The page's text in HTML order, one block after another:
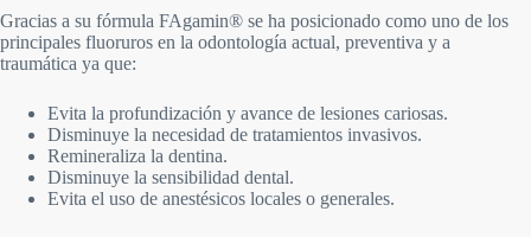
Gracias a su fórmula FAgamin® se ha posicionado como uno de los
principales fluoruros en la odontología actual, preventiva y a
traumática ya que:
Evita la profundización y avance de lesiones cariosas.
Disminuye la necesidad de tratamientos invasivos.
Remineraliza la dentina.
Disminuye la sensibilidad dental.
Evita el uso de anestésicos locales o generales.